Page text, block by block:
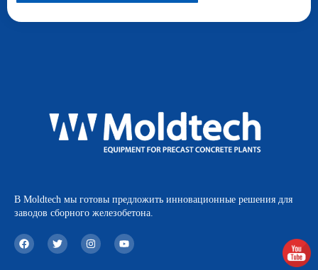
В Moldtech мы готовы предложить инновационные решения для
заводов сборного железобетона.
F
a
c
T
w
i
I
n
s
Y
o
u